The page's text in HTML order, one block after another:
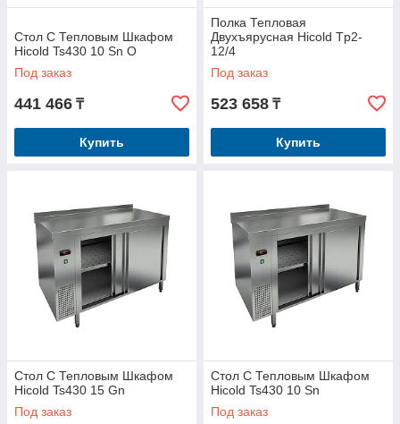
Стол С Тепловым Шкафом
Hicold Ts430 10 Sn O
Под заказ
441 466 ₸
Купить
Полка Тепловая
Двухъярусная Hicold Tp2-
12/4
Под заказ
523 658 ₸
Купить
Стол С Тепловым Шкафом
Hicold Ts430 15 Gn
Под заказ
Стол С Тепловым Шкафом
Hicold Ts430 10 Sn
Под заказ